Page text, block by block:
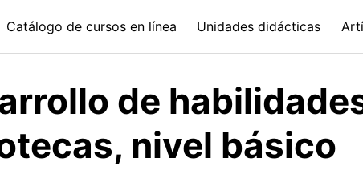
Catálogo de cursos en línea Unidades didácticas
de
nivel básico